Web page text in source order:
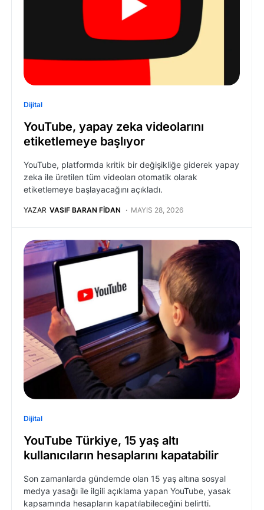
Dijital
YouTube, yapay zeka videolarını
etiketlemeye başlıyor
YouTube, platformda kritik bir değişikliğe giderek yapay
zeka ile üretilen tüm videoları otomatik olarak
etiketlemeye başlayacağını açıkladı.
YAZAR VASIF BARAN FIDAN MAYIS 28, 2026
Dijital
YouTube Türkiye, 15 yaş altı
kullanıcıların hesaplarını kapatabilir
Son zamanlarda gündemde olan 15 yaş altına sosyal
medya yasağı ile ilgili açıklama yapan YouTube, yasak
kapsamında hesapların kapatılabileceğini belirtti.